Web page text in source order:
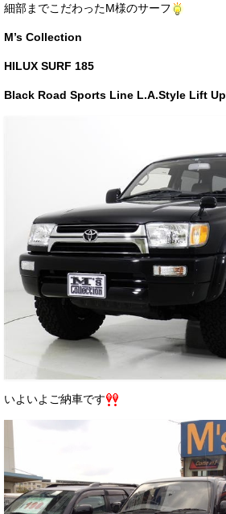
細部までこだわったM様のサーフ
M’s Collection
HILUX SURF 185
Black Road Sports Line L.A.Style Lift Up
いよいよご納車です